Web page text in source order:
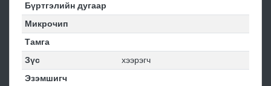
Бүртгэлийн дугаар
Микрочип
Тамга
Зүс
хээрэгч
Эзэмшигч